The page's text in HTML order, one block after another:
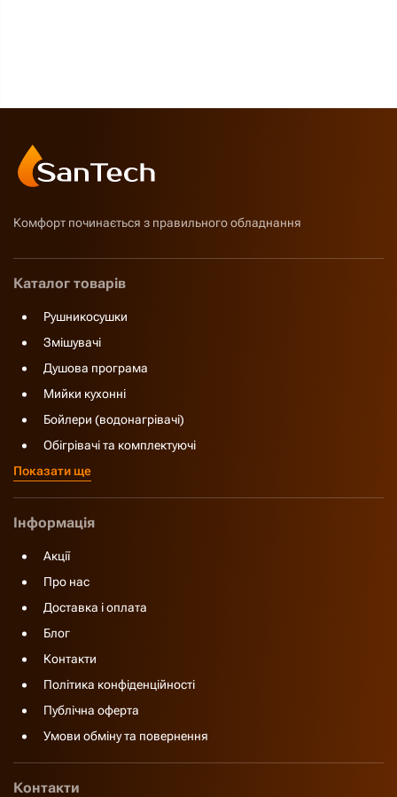
Комфорт починається з правильного обладнання
Каталог товарів
Рушникосушки
Змішувачі
Душова програма
Мийки кухонні
Бойлери (водонагрівачі)
Обігрівачі та комплектуючі
Показати ще
Інформація
Акції
Про нас
Доставка і оплата
Блог
Контакти
Політика конфіденційності
Публічна оферта
Умови обміну та повернення
Контакти